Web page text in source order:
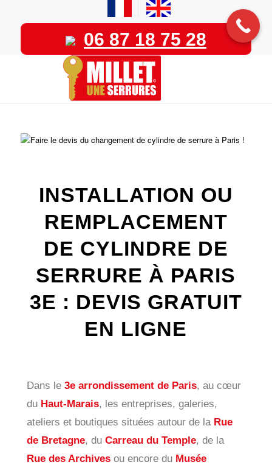
06 87 18 75 28
INSTALLATION OU
REMPLACEMENT
DE CYLINDRE DE
SERRURE À PARIS
3E : DEVIS GRATUIT
EN LIGNE
Dans le 3e arrondissement de Paris, au cœur
du Haut-Marais, les entreprises, galeries,
ateliers et boutiques situées autour de la Rue
de Bretagne, du Carreau du Temple, de la
Rue des Archivesou encore du Musée